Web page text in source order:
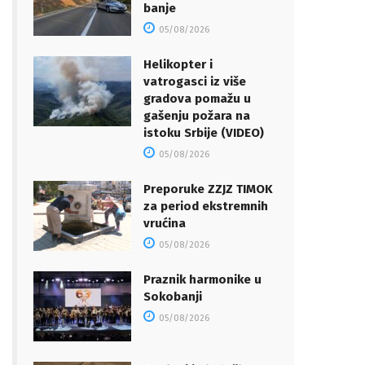
banje
05/08/2026
Helikopter i
vatrogasci iz više
gradova pomažu u
gašenju požara na
istoku Srbije (VIDEO)
05/08/2026
Preporuke ZZJZ TIMOK
za period ekstremnih
vrućina
05/08/2026
Praznik harmonike u
Sokobanji
05/08/2026